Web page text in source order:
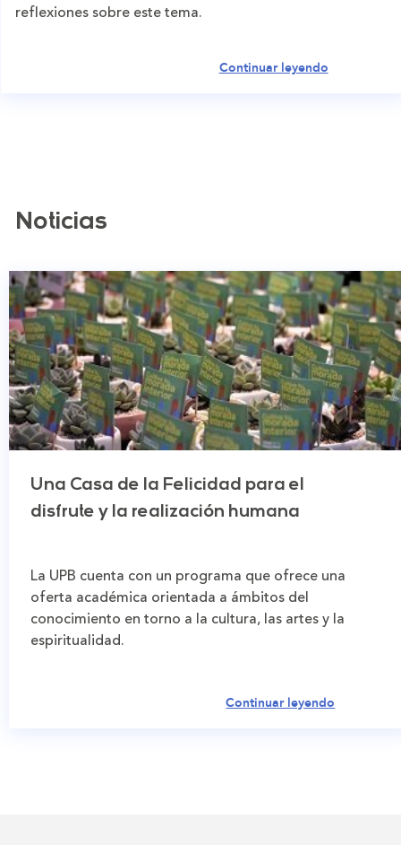
reflexiones sobre este tema.
Continuar leyendo
Noticias
Una Casa de la Felicidad para el
disfrute y la realización humana
La UPB cuenta con un programa que ofrece una
oferta académica orientada a ámbitos del
conocimiento en torno a la cultura, las artes y la
espiritualidad.
Continuar leyendo